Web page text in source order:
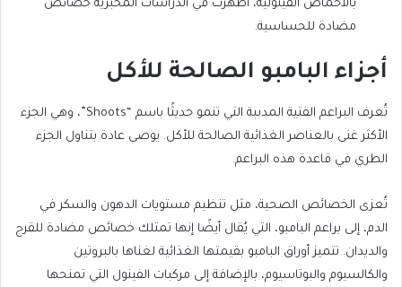
بالأحماض الفينولية، أظهرت في الدراسات المخبرية خصائص
مضادة للحساسية.
أجزاء البامبو الصالحة للأكل
تُعرف البراعم الفتية المدببة التي تنمو حديثًا باسم “Shoots”، وهي الجزء
الأكثر غنى بالعناصر الغذائية الصالحة للأكل. يوصى عادة بتناول الجزء
الطري في قاعدة هذه البراعم.
تُعزى الخصائص الصحية، مثل تنظيم مستويات الدهون والسكر في
الدم، إلى براعم البامبو، التي يُقال أيضًا إنها تمتلك خصائص مضادة للقرح
والديدان. تتميز أوراق البامبو بقيمتها الغذائية لغناها بالبروتين
والكالسيوم والبوتاسيوم، بالإضافة إلى مركبات الفينول التي تمنحها